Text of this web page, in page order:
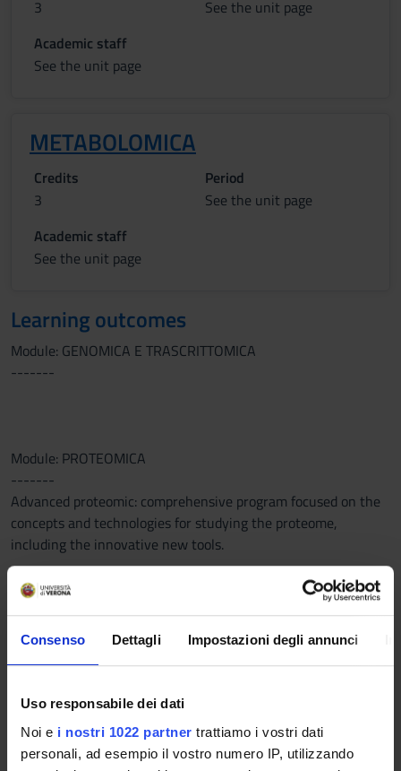
Consenso Dettagli Impostazioni degli annunci
Uso responsabile dei dati
Noi e i nostri 1022 partner trattiamo i vostri dati
personali, ad esempio il vostro numero IP, utilizzando
3
See the unit page
Academic staff
See the unit page
METABOLOMICA
Credits
3
Period
See the unit page
Academic staff
See the unit page
Learning outcomes
Module: GENOMICA E TRASCRITTOMICA
-------
Module: PROTEOMICA
-------
Advanced proteomic: comprehensive program focused on the
concepts and technologies for studying the proteome,
including the innovative new tools.
-------
Program
Module: GENOMICA E TRASCRITTOMICA
-------